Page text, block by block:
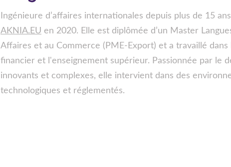
Ingénieure d’affaires internationales depuis plus de 15
AKNIA.EU en 2020. Elle est diplômée d’un Master
Affaires et au Commerce (PME-Export) et a travaillé
financier et l'enseignement supérieur. Passionnée par le
innovants et complexes, elle intervient dans des
technologiques et réglementés.